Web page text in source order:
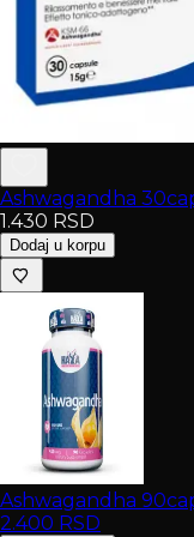
Ashwagandha
1.430 RSD
Dodaj u korpu
Ashwagandha
2.400 RSD